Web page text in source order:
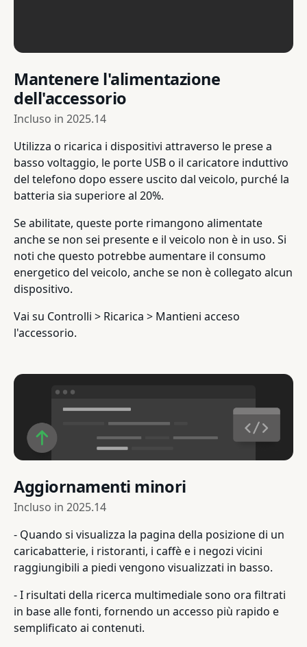
Mantenere l'alimentazione
dell'accessorio
Incluso in 2025.14
Utilizza o ricarica i dispositivi attraverso le prese a
basso voltaggio, le porte USB o il caricatore induttivo
del telefono dopo essere uscito dal veicolo, purché la
batteria sia superiore al 20%.
Se abilitate, queste porte rimangono alimentate
anche se non sei presente e il veicolo non è in uso. Si
noti che questo potrebbe aumentare il consumo
energetico del veicolo, anche se non è collegato alcun
dispositivo.
Vai su Controlli > Ricarica > Mantieni acceso
l'accessorio.
Aggiornamenti minori
Incluso in 2025.14
- Quando si visualizza la pagina della posizione di un
caricabatterie, i ristoranti, i caffè e i negozi vicini
raggiungibili a piedi vengono visualizzati in basso.
- I risultati della ricerca multimediale sono ora filtrati
in base alle fonti, fornendo un accesso più rapido e
semplificato ai contenuti.